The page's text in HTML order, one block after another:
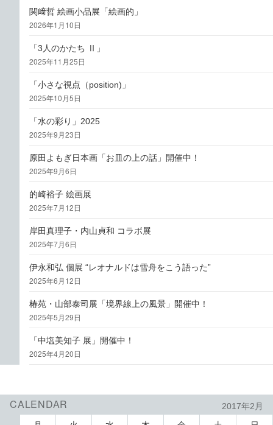
関﨑哲 絵画小品展「絵画的」
2026年1月10日
「3人のかたち Ⅱ」
2025年11月25日
「小さな視点（position)」
2025年10月5日
「水の彩り」2025
2025年9月23日
原田よもぎ日本画「お皿の上の話」開催中！
2025年9月6日
的崎裕子 絵画展
2025年7月12日
岸田真理子・内山貞和 コラボ展
2025年7月6日
伊永和弘 個展 “レオナルドは雪舟をこう語った”
2025年6月12日
椿苑・山部泰司展「境界線上の風景」開催中！
2025年5月29日
「中塩美知子 展」開催中！
2025年4月20日
CALENDAR 2017年2月